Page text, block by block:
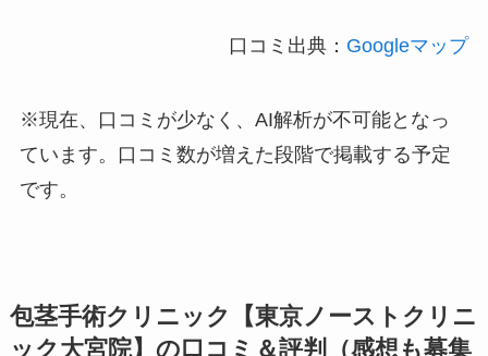
口コミ出典： Googleマップ
※現在、口コミが少なく、AI解析が不可能となっ
ています。口コミ数が増えた段階で掲載する予定
です。
包茎手術クリニック【東京ノーストクリニ
ック大宮院】の口コミ＆評判（感想も募集